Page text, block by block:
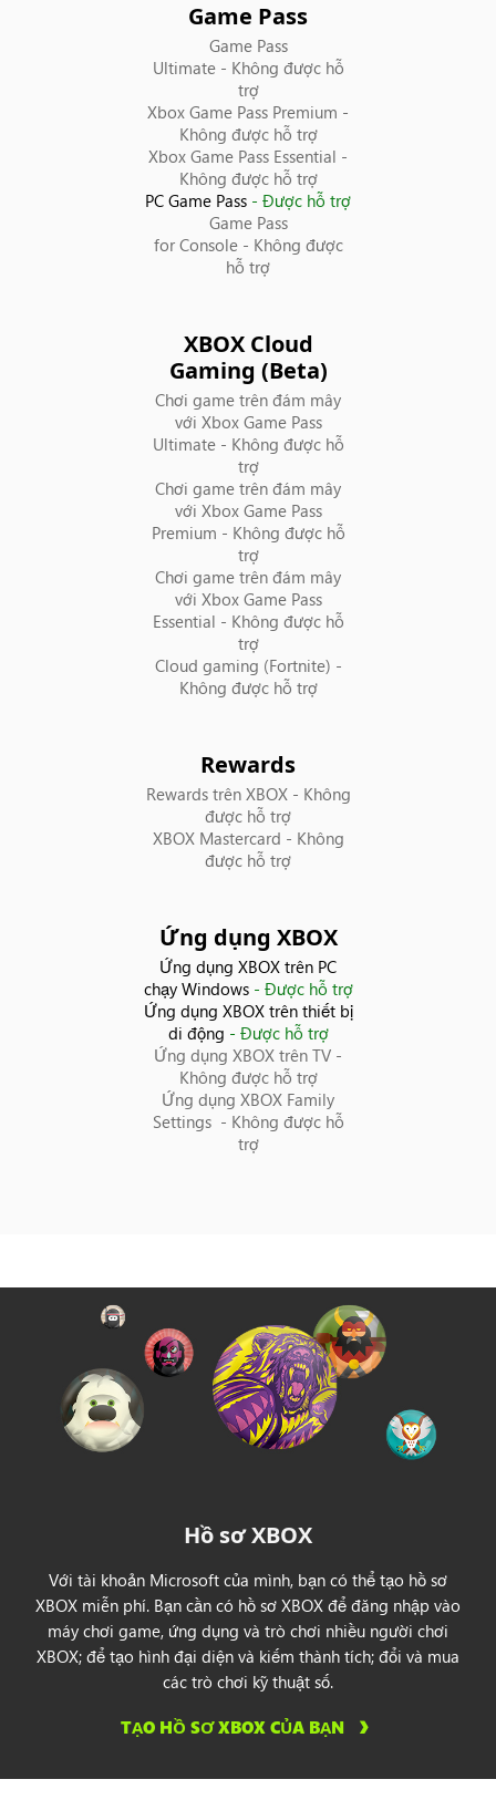
Cộng hoà Bắc Macedonia
Mexico
Moldova
Na Uy
Nam Phi
Game Pass
Game Pass
Ultimate- Không được hỗ
trợ
Xbox Game Pass Premium -
Không được hỗ trợ
Xbox Game Pass Essential -
Không được hỗ trợ
PC Game Pass - Được hỗ trợ
Game Pass
for Console- Không được
hỗ trợ
XBOX Cloud
Gaming (Beta)
Chơi game trên đám mây
với Xbox Game Pass
Ultimate- Không được hỗ
trợ
Chơi game trên đám mây
với Xbox Game Pass
Premium - Không được hỗ
trợ
Chơi game trên đám mây
với Xbox Game Pass
Essential - Không được hỗ
trợ
Cloud gaming (Fortnite) -
Không được hỗ trợ
Rewards
Rewards trên XBOX- Không
được hỗ trợ
XBOX Mastercard - Không
được hỗ trợ
Ứng dụng XBOX
Ứng dụng XBOX trên PC
chạy Windows- Được hỗ trợ
Ứng dụng XBOX trên thiết bị
di động - Được hỗ trợ
Ứng dụng XBOX trên TV -
Không được hỗ trợ
Ứng dụng XBOX Family
Settings - Không được hỗ
trợ
Hồ sơ XBOX
Với tài khoản Microsoft của mình, bạn có thể tạo hồ sơ
XBOX miễn phí. Bạn cần có hồ sơ XBOX để đăng nhập vào
máy chơi game, ứng dụng và trò chơi nhiều người chơi
XBOX; để tạo hình đại diện và kiếm thành tích; đổi và mua
các trò chơi kỹ thuật số.
TẠO HỒ SƠ XBOX CỦA BẠN